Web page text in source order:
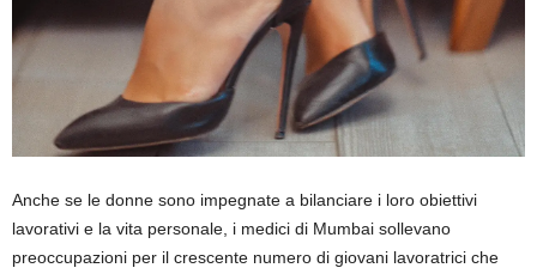
Anche se le donne sono impegnate a bilanciare i loro obiettivi
lavorativi e la vita personale, i medici di Mumbai sollevano
preoccupazioni per il crescente numero di giovani lavoratrici che